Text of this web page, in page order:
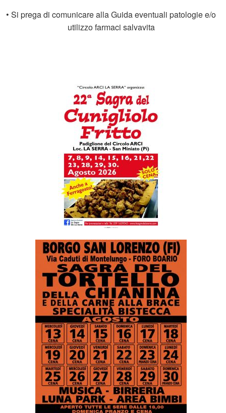
• Si prega di comunicare alla Guida eventuali patologie e/o
utilizzo farmaci salvavita